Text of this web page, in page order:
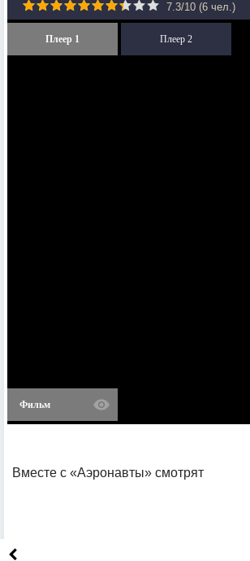
7.3/10 (6 чел.)
Плеер 1 Плеер 2
Фильм
Вместе с «Аэронавты» смотрят